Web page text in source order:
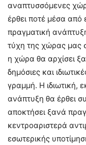
αναπτυσσόμενες
έρθει ποτέ μέσα από
πραγματική
τύχη της χώρας μας
η χώρα θα αρχίσει
δημόσιες και
γραμμή. Η ιδιωτική,
ανάπτυξη θα έρθει
αποκτήσει ξανά
κεντροαριστερά
εσωτερικής